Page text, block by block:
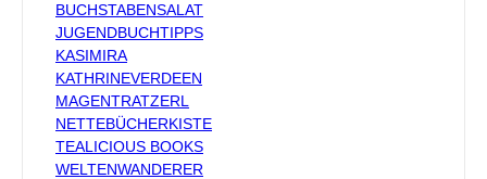
BUCHSTABENSALAT
JUGENDBUCHTIPPS
KASIMIRA
KATHRINEVERDEEN
MAGENTRATZERL
NETTEBÜCHERKISTE
TEALICIOUS BOOKS
WELTENWANDERER